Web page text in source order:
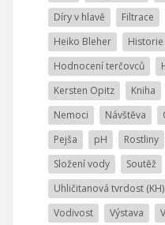
Díry v hlavě
Filtrace
Heiko Bleher
Historie
Hodnocení terčovců
Kersten Opitz
Kniha
Nemoci
Návštěva
Pejša
pH Rostliny
Složení vody
Soutěž
Uhličitanová tvrdost (KH)
Vodivost
Výstava